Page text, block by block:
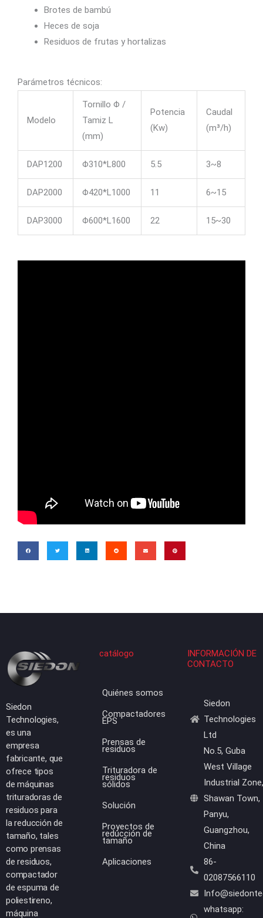
Brotes de bambú
Heces de soja
Residuos de frutas y hortalizas
Parámetros técnicos:
Modelo
Tornillo Φ /
Tamiz L
(mm)
Potencia
(Kw)
Caudal
(m³/h)
DAP1200 Φ310*L800 5.5 3~8
DAP2000 Φ420*L1000 11 6~15
DAP3000 Φ600*L1600 22 15~30
INFORMACIÓN DE
CONTACTO
Siedon
Technologies
Ltd
No.5, Guba
West Village
Industrial Zone,
Shawan Town,
Panyu,
Guangzhou,
China
86-
02087566110
whatsapp:
catálogo
Quiénes somos
Compactadores
EPS
Prensas de
residuos
Trituradora de
residuos
sólidos
Solución
Proyectos de
reducción de
tamaño
Aplicaciones
Siedon
Technologies,
es una
empresa
fabricante, que
ofrece tipos
de máquinas
trituradoras de
residuos para
la reducción de
tamaño, tales
como prensas
de residuos,
compactador
de espuma de
poliestireno,
máquina